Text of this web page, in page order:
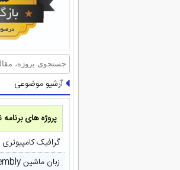
آرشیو موضوعی
پروژه های
گرافیک کامپیوتری opengl
زبان ماشین assembly